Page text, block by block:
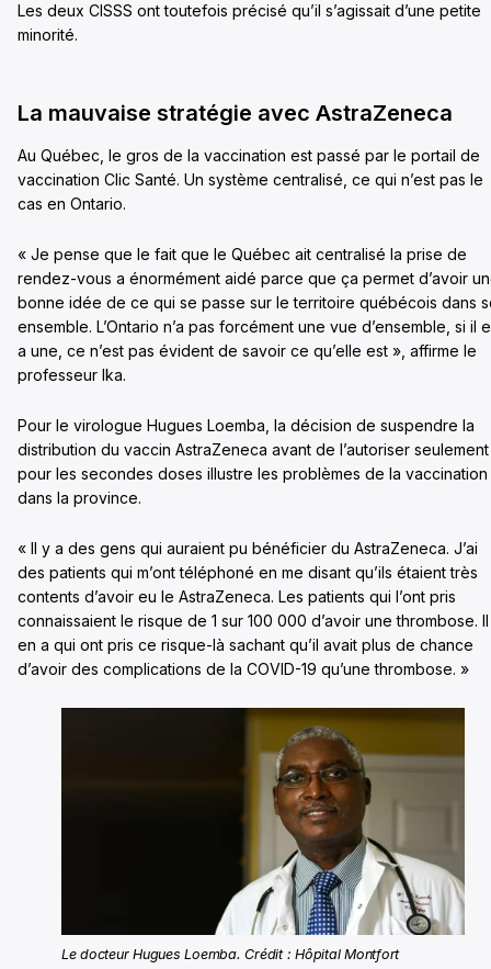
Les deux CISSS ont toutefois précisé qu’il s’agissait d’une petite
minorité.
La mauvaise stratégie avec AstraZeneca
Au Québec, le gros de la vaccination est passé par le portail de
vaccination Clic Santé. Un système centralisé, ce qui n’est pas le
cas en Ontario.
« Je pense que le fait que le Québec ait centralisé la prise de
rendez-vous a énormément aidé parce que ça permet d’avoir
bonne idée de ce qui se passe sur le territoire québécois dans
ensemble. L’Ontario n’a pas forcément une vue d’ensemble, si il
a une, ce n’est pas évident de savoir ce qu’elle est », affirme le
professeur Ika.
Pour le virologue Hugues Loemba, la décision de suspendre la
distribution du vaccin AstraZeneca avant de l’autoriser seulement
pour les secondes doses illustre les problèmes de la vaccination
dans la province.
« Il y a des gens qui auraient pu bénéficier du AstraZeneca. J’ai
des patients qui m’ont téléphoné en me disant qu’ils étaient très
contents d’avoir eu le AstraZeneca. Les patients qui l’ont pris
connaissaient le risque de 1 sur 100 000 d’avoir une thrombose.
en a qui ont pris ce risque-là sachant qu’il avait plus de chance
d’avoir des complications de la COVID-19 qu’une thrombose. »
Le docteur Hugues Loemba. Crédit : Hôpital Montfort